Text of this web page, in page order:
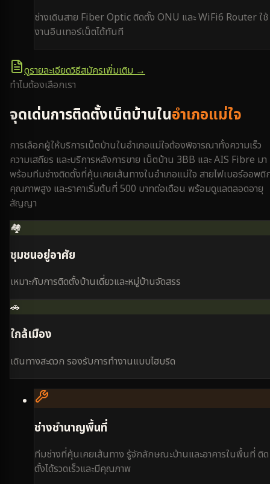
ช่างเดินสาย Fiber Optic ติดตั้ง ONU และ WiFi6 Router ใช้
งานอินเทอร์เน็ตได้ทันที
ดูรายละเอียดวิธีสมัครเพิ่มเติม →
ทำไมต้องเลือกเรา
จุดเด่นการติดตั้งเน็ตบ้านในอำเภอแม่ใจ
การเลือกผู้ให้บริการเน็ตบ้านในอำเภอแม่ใจต้องพิจารณาทั้งความเร็ว
ความเสถียร และบริการหลังการขาย เน็ตบ้าน 3BB และ AIS Fibre มา
พร้อมทีมช่างติดตั้งที่คุ้นเคยเส้นทางในอำเภอแม่ใจ สายไฟเบอร์ออพติ
คุณภาพสูง และราคาเริ่มต้นที่ 500 บาทต่อเดือน พร้อมดูแลตลอดอายุ
สัญญา
🏘️
ชุมชนอยู่อาศัย
เหมาะกับการติดตั้งบ้านเดี่ยวและหมู่บ้านจัดสรร
🚗
ใกล้เมือง
เดินทางสะดวก รองรับการทำงานแบบไฮบริด
ช่างชำนาญพื้นที่
ทีมช่างที่คุ้นเคยเส้นทาง รู้จักลักษณะบ้านและอาคารในพื้นที่ ติด
ตั้งได้รวดเร็วและมีคุณภาพ